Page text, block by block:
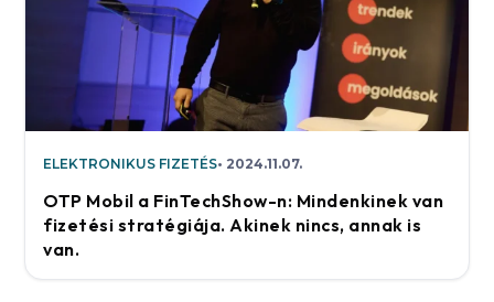
ELEKTRONIKUS FIZETÉS 2024.11.07.
OTP Mobil a FinTechShow-n: Mindenkinek van
fizetési stratégiája. Akinek nincs, annak is
van.